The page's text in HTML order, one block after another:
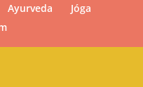
Ayurveda
Jóga